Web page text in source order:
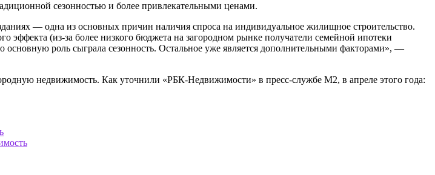
сезонностью и более привлекательными ценами.
— одна из основных причин наличия спроса на индивидуальное жилищное строительство.
эффекта (из-за более низкого бюджета на загородном рынке получатели семейной ипотеки
роль сыграла сезонность. Остальное уже является дополнительными факторами», —
недвижимость. Как уточнили «РБК-Недвижимости» в пресс-службе М2, в апреле этого года: